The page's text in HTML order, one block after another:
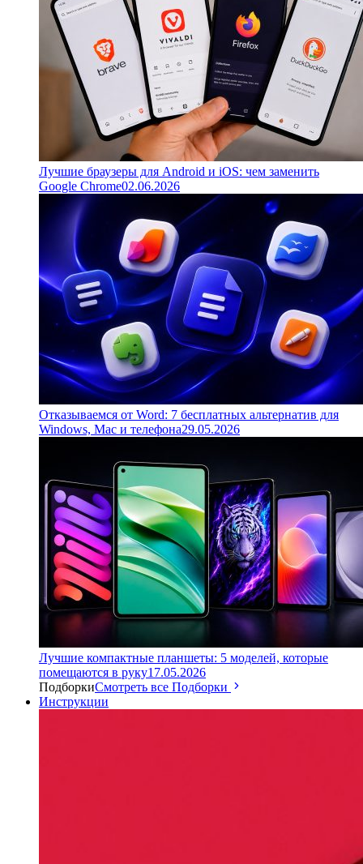
Лучшие браузеры для Android и iOS: чем заменить
Google Chrome02.06.2026
Отказываемся от Word: 7 бесплатных альтернатив для
Windows, Mac и телефона29.05.2026
Лучшие компактные планшеты: 5 моделей, которые
помещаются в руку17.05.2026
ПодборкиСмотреть все Подборки
Инструкции